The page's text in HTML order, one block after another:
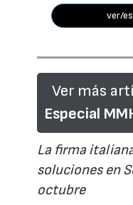
ver/
Ver más
Especial
La firma
soluciones en
octubre